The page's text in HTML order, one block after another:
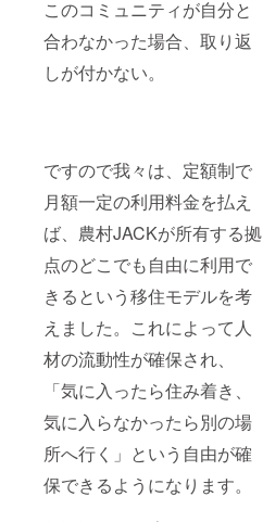
このコミュニティが自分と
合わなかった場合、取り返
しが付かない。
ですので我々は、定額制で
月額一定の利用料金を払え
ば、農村JACKが所有する拠
点のどこでも自由に利用で
きるという移住モデルを考
えました。これによって人
材の流動性が確保され、
「気に入ったら住み着き、
気に入らなかったら別の場
所へ行く」という自由が確
保できるようになります。